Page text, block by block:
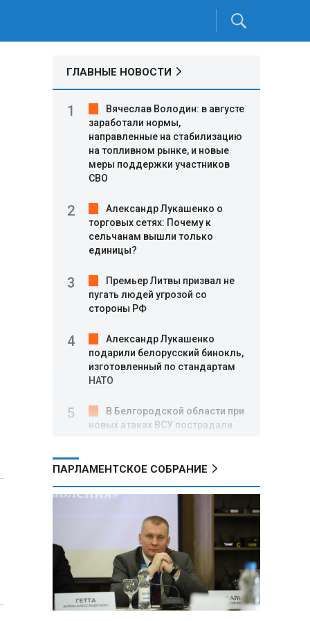
ГЛАВНЫЕ НОВОСТИ
Вячеслав Володин: в августе
заработали нормы,
направленные на стабилизацию
на топливном рынке, и новые
меры поддержки участников
СВО
Александр Лукашенко о
торговых сетях: Почему к
сельчанам вышли только
единицы?
Премьер Литвы призвал не
пугать людей угрозой со
стороны РФ
Александр Лукашенко
подарили белорусский бинокль,
изготовленный по стандартам
НАТО
В Белгородской области при
новых атаках ВСУ пострадали
Александр Лукашенко о
так, это жуть»
Минск возглавил рейтинг
самых популярных зарубежных
городов у российских туристов
Минобороны РФ: при
освобождении Анискино ВСУ
понесли большие потери, часть
ПАРЛАМЕНТСКОЕ СОБРАНИЕ